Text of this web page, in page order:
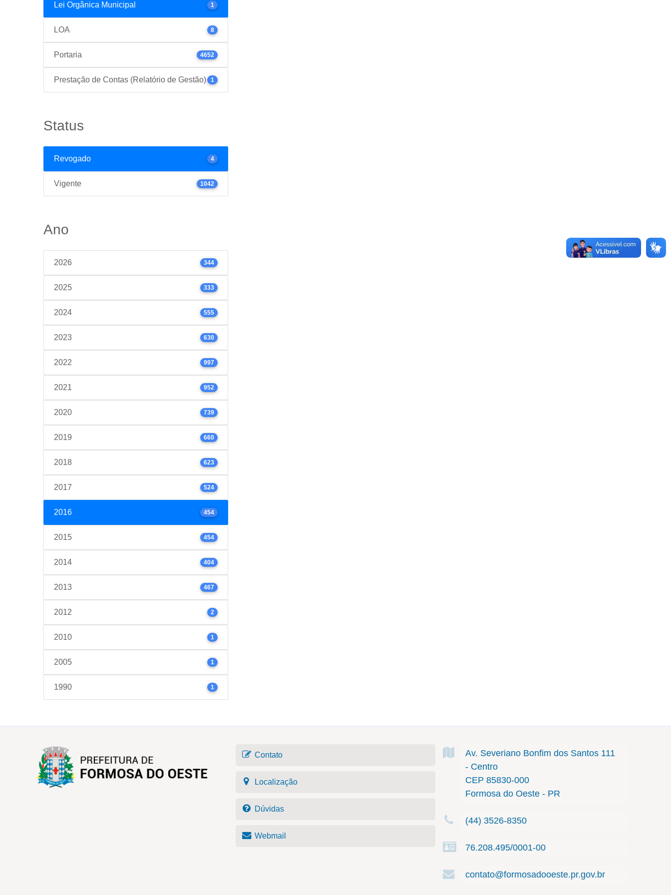
Lei Orgânica Municipal 1
LOA 8
Portaria 4652
Prestação de Contas (Relatório de Gestão) 1
Status
Revogado 4
Vigente 1042
Ano
2026 344
2025 333
2024 555
2023 630
2022 997
2021 952
2020 739
2019 660
2018 623
2017 524
2016 454
2015 454
2014 404
2013 467
2012 2
2010 1
2005 1
1990 1
Contato
Localização
Dúvidas
Webmail
Av. Severiano Bonfim dos Santos 111
- Centro
CEP 85830-000
Formosa do Oeste - PR
(44) 3526-8350
76.208.495/0001-00
contato@formosadooeste.pr.gov.br